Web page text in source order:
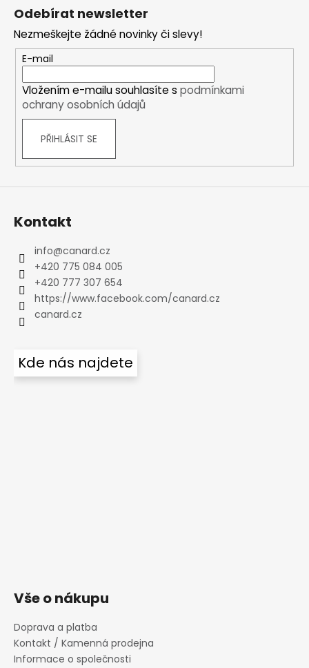
Odebírat newsletter
Nezmeškejte žádné novinky či slevy!
E-mail
Vložením e-mailu souhlasíte s podmínkami
ochrany osobních údajů
PŘIHLÁSIT SE
Kontakt
info@canard.cz
+420 775 084 005
+420 777 307 654
https://www.facebook.com/canard.cz
canard.cz
Kde nás najdete
Vše o nákupu
Doprava a platba
Kontakt / Kamenná prodejna
Informace o společnosti